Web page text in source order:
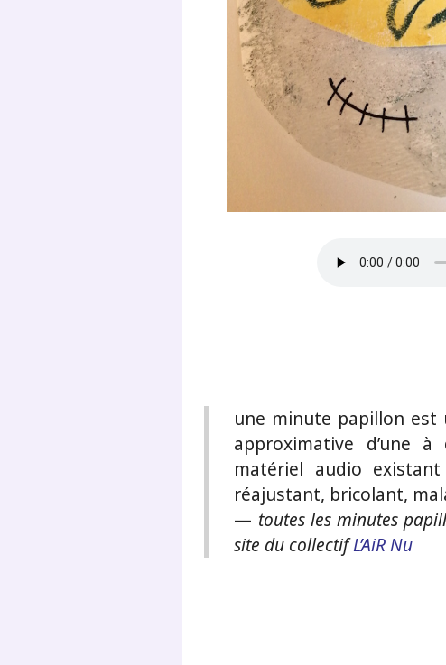
une minute papillon est
approximative d’une
matériel audio
réajustant, bricolant,
— toutes les minutes
site du collectifL’AiR Nu